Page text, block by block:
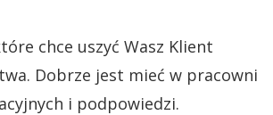
chce uszyć Wasz Klient
Dobrze jest mieć w pracowni
i podpowiedzi.